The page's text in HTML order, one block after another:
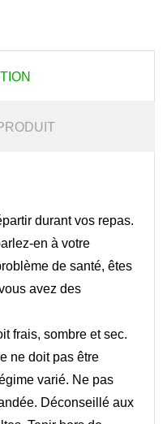
durant vos repas.
en à votre
de santé, êtes
avez des
frais, sombre et sec.
ne doit pas être
varié. Ne pas
Déconseillé aux